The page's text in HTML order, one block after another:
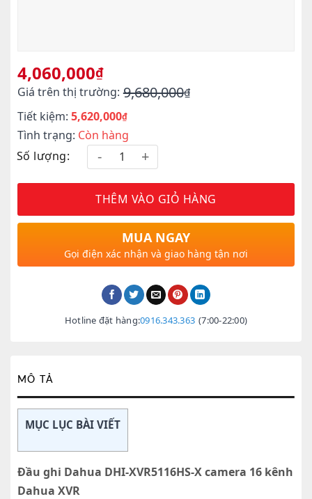
9,680,000₫
gốc
là:
9,680,000₫.
4,060,000₫
hiện
tại
là:
4,060,000₫.
Giá trên thị trường:
Tiết kiệm: 5,620,000₫
Tình trạng: Còn hàng
Số lượng:
THÊM VÀO GIỎ HÀNG
MUA NGAY
Gọi điện xác nhận và giao hàng tận nơi
Hotline đặt hàng:0916.343.363 (7:00-22:00)
MÔ TẢ
MỤC LỤC BÀI VIẾT
Đầu ghi Dahua DHI-XVR5116HS-X camera 16 kênh
Dahua XVR